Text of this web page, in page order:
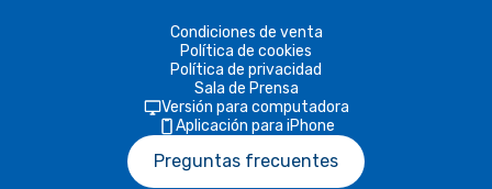
Condiciones de venta
Política de cookies
Política de privacidad
Sala de Prensa
Versión para computadora
Aplicación para iPhone
Preguntas frecuentes